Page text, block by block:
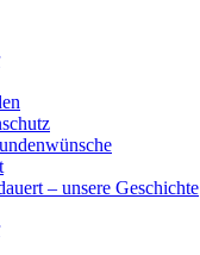
– unsere Geschichte